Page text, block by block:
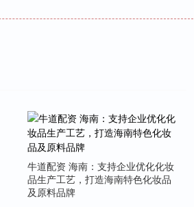
牛道配资 海南：支持企业优化化妆
品生产工艺，打造海南特色化妆品
及原料品牌